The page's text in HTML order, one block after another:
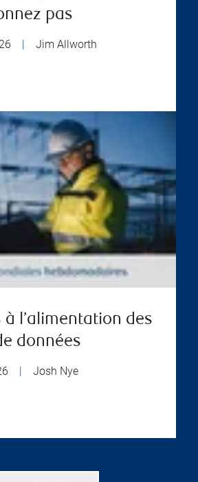
pas
| Jim Allworth
à l’alimentation des
données
| Josh Nye